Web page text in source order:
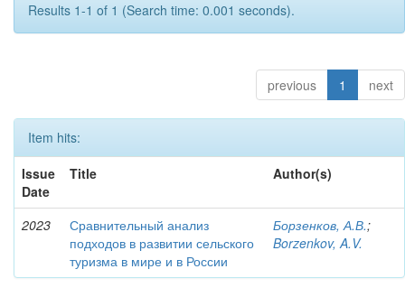
Results 1-1 of 1 (Search time: 0.001 seconds).
previous 1 next
Item hits:
Issue
Date
Title Author(s)
2023
Сравнительный анализ
подходов в развитии сельского
туризма в мире и в России
Борзенков, А.В.;
Borzenkov, A.V.